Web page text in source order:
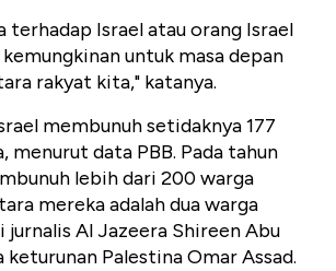
terhadap Israel atau orang Israel
untuk masa depan
rakyat kita," katanya.
membunuh setidaknya 177
menurut data PBB. Pada tahun
lebih dari 200 warga
mereka adalah dua warga
jurnalis Al Jazeera Shireen Abu
keturunan Palestina Omar Assad.